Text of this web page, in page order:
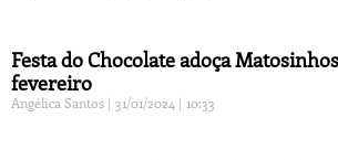
Festa do Chocolate adoça Matosinhos
fevereiro
Angélica Santos 31/01/2024 10:33